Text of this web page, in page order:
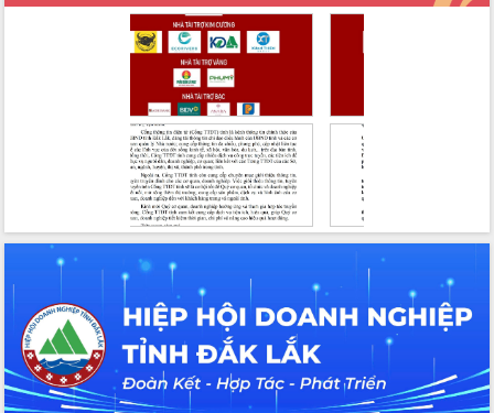
Chuyển đổi số 'mở đường' cho nông
nghiệp Đắk Lắk tăng trưởng bứt phá
Triển khai đồng bộ đo đạc, lập hồ sơ
địa chính, hoàn thiện cơ sở dữ liệu đất
Ứng dụng sinh trắc học - Bước tiến
trong hành trình chuyển đổi số tại Đắk
Đắk Lắk nâng cao hiệu quả công tác
Đảng từ Sổ tay đảng viên điện tử
Đắk Lắk đẩy mạnh nuôi biển công
nghệ, hướng tới phát triển thủy sản
Tập huấn nâng cao năng lực triển khai
chuyển đổi số cho cán bộ, công chức
cấp xã
Đắk Lắk phát động hưởng ứng Ngày